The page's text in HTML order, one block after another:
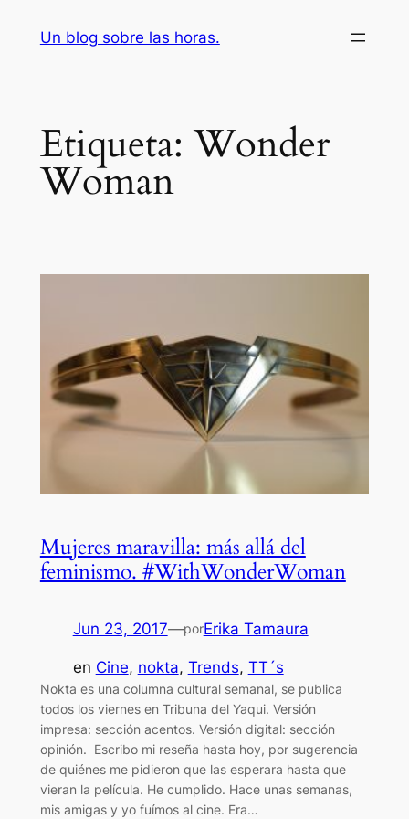
Un blog sobre las horas.
Etiqueta:Wonder
Woman
Mujeres maravilla: más allá del
feminismo. #WithWonderWoman
Jun 23, 2017—porErika Tamaura
en Cine, nokta, Trends, TT´s
Nokta es una columna cultural semanal, se publica
todos los viernes en Tribuna del Yaqui. Versión
impresa: sección acentos. Versión digital: sección
opinión. Escribo mi reseña hasta hoy, por sugerencia
de quiénes me pidieron que las esperara hasta que
vieran la película. He cumplido. Hace unas semanas,
mis amigas y yo fuímos al cine. Era…